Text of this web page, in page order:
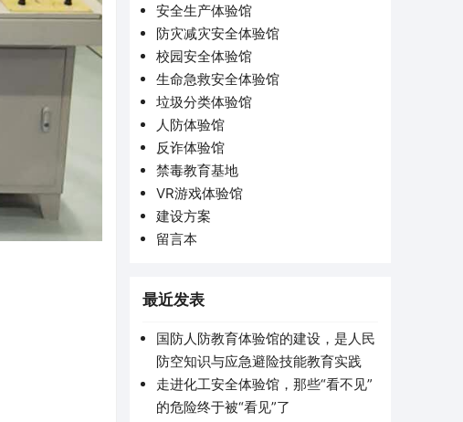
安全生产体验馆
防灾减灾安全体验馆
校园安全体验馆
生命急救安全体验馆
垃圾分类体验馆
人防体验馆
反诈体验馆
禁毒教育基地
VR游戏体验馆
建设方案
留言本
最近发表
国防人防教育体验馆的建设，是人民
防空知识与应急避险技能教育实践
走进化工安全体验馆，那些“看不见”
的危险终于被“看见”了